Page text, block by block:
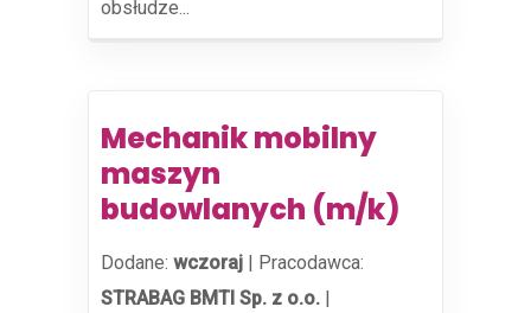
obsłudze...
Mechanik mobilny
maszyn
budowlanych (m/k)
Dodane: wczoraj | Pracodawca:
STRABAG BMTI Sp. z o.o. |